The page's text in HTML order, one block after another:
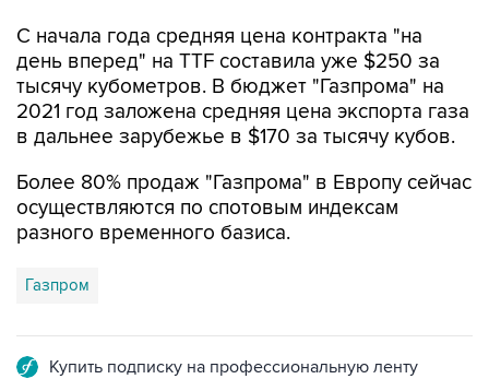
С начала года средняя цена контракта "на
день вперед" на TTF составила уже $250 за
тысячу кубометров. В бюджет "Газпрома" на
2021 год заложена средняя цена экспорта газа
в дальнее зарубежье в $170 за тысячу кубов.
Более 80% продаж "Газпрома" в Европу сейчас
осуществляются по спотовым индексам
разного временного базиса.
Газпром
Купить подписку на профессиональную ленту